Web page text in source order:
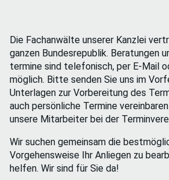
Die Fach­anwälte unserer Kanzlei
ganzen Bundes­republik. Beratungen
termine sind telefonisch, per E-Mail
möglich. Bitte senden Sie uns im
Unter­lagen zur Vor­bereitung des
auch persönliche Termine
unsere Mitarbeiter bei der
Wir suchen gemeinsam die
Vorgehens­weise Ihr Anliegen zu
helfen. Wir sind für Sie da!